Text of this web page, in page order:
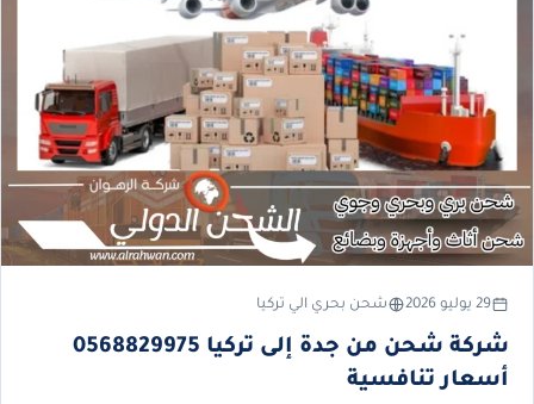
29 يوليو 2026 شحن بحري الي تركيا
شركة شحن من جدة إلى تركيا 0568829975
أسعار تنافسية